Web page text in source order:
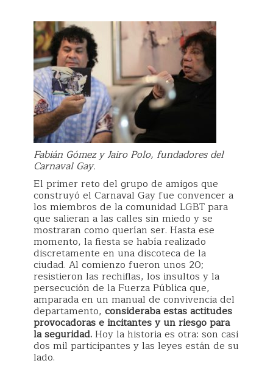
Fabián Gómez y Jairo Polo, fundadores del
Carnaval Gay.
El primer reto del grupo de amigos que
construyó el Carnaval Gay fue convencer a
los miembros de la comunidad LGBT para
que salieran a las calles sin miedo y se
mostraran como querían ser. Hasta ese
momento, la fiesta se había realizado
discretamente en una discoteca de la
ciudad. Al comienzo fueron unos 20;
resistieron las rechiflas, los insultos y la
persecución de la Fuerza Pública que,
amparada en un manual de convivencia del
departamento, consideraba estas actitudes
provocadoras e incitantes y un riesgo para
la seguridad.Hoy la historia es otra: son casi
dos mil participantes y las leyes están de su
lado.